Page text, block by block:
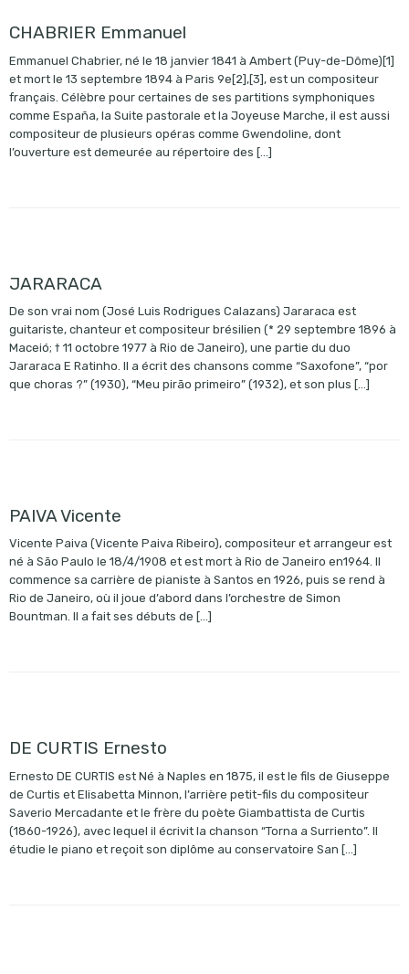
CHABRIER Emmanuel
Emmanuel Chabrier, né le 18 janvier 1841 à Ambert (Puy-de-Dôme)[1]
et mort le 13 septembre 1894 à Paris 9e[2],[3], est un compositeur
français. Célèbre pour certaines de ses partitions symphoniques
comme España, la Suite pastorale et la Joyeuse Marche, il est aussi
compositeur de plusieurs opéras comme Gwendoline, dont
l’ouverture est demeurée au répertoire des […]
JARARACA
De son vrai nom (José Luis Rodrigues Calazans) Jararaca est
guitariste, chanteur et compositeur brésilien (* 29 septembre 1896 à
Maceió; † 11 octobre 1977 à Rio de Janeiro), une partie du duo
Jararaca E Ratinho. Il a écrit des chansons comme “Saxofone”, “por
que choras ?” (1930), “Meu pirão primeiro” (1932), et son plus […]
PAIVA Vicente
Vicente Paiva (Vicente Paiva Ribeiro), compositeur et arrangeur est
né à São Paulo le 18/4/1908 et est mort à Rio de Janeiro en1964. Il
commence sa carrière de pianiste à Santos en 1926, puis se rend à
Rio de Janeiro, où il joue d’abord dans l’orchestre de Simon
Bountman. Il a fait ses débuts de […]
DE CURTIS Ernesto
Ernesto DE CURTIS est Né à Naples en 1875, il est le fils de Giuseppe
de Curtis et Elisabetta Minnon, l’arrière petit-fils du compositeur
Saverio Mercadante et le frère du poète Giambattista de Curtis
(1860-1926), avec lequel il écrivit la chanson “Torna a Surriento”. Il
étudie le piano et reçoit son diplôme au conservatoire San […]